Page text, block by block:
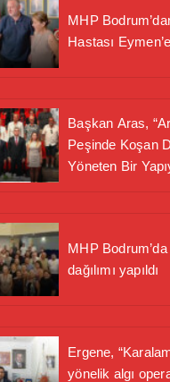
MHP
Hastası
Başkan Aras,
Peşinde Koşan
Yöneten Bir
MHP
dağılımı yapıldı
Ergene,
yönelik algı